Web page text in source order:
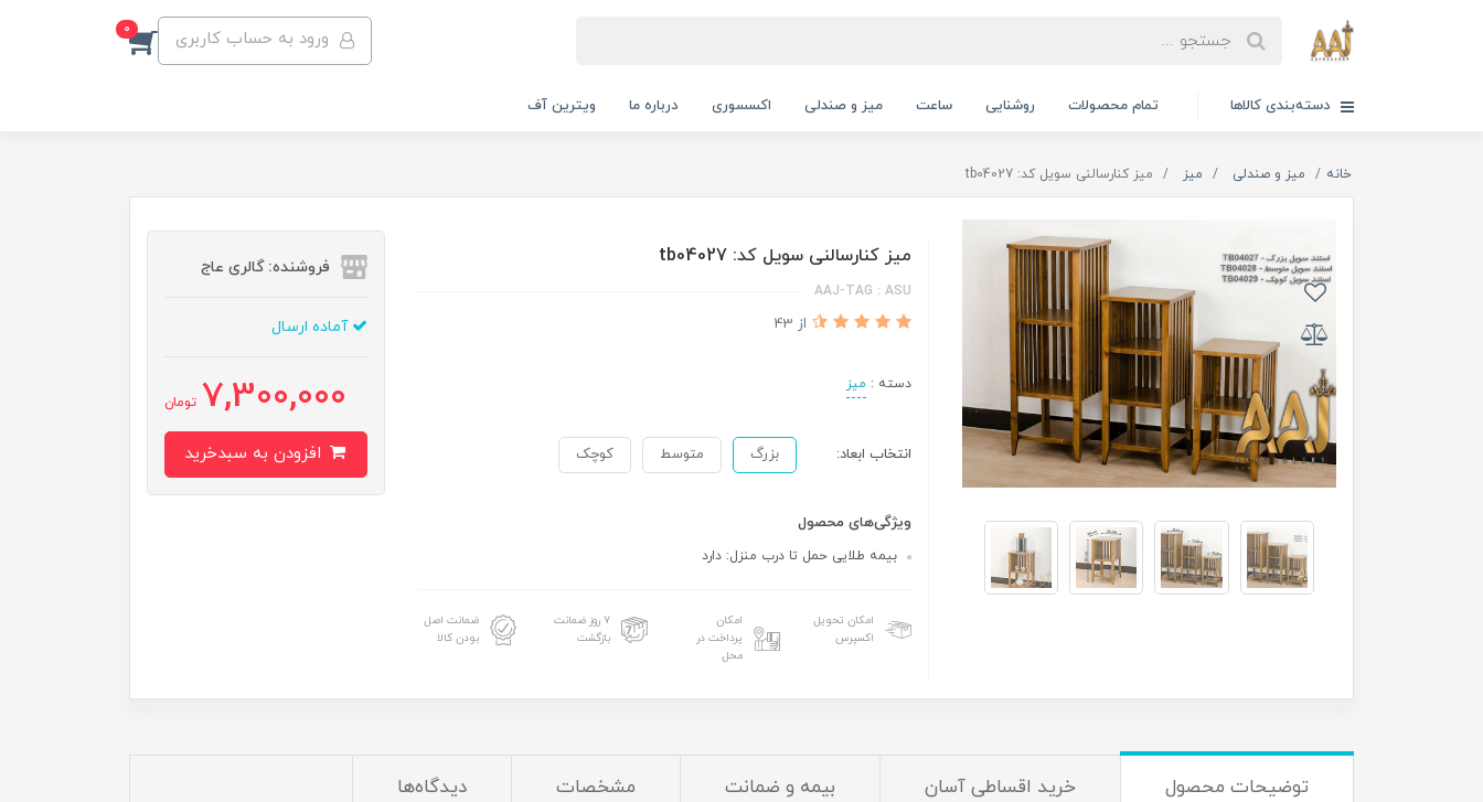
ورود به حساب کاربری 0
دسته‌بندی کالاها تمام محصولات روشنایی ساعت میز و صندلی اکسسوری درباره ما ویترین آف
خانه میز و صندلی میز میز کنارسالنی سویل کد: tb04027
میز کنارسالنی سویل کد: tb04027
AAJ-TAG : ASU
از 43
دسته : میز
انتخاب ابعاد: بزرگ متوسط کوچک
ویژگی‌های محصول
بیمه طلایی حمل تا درب منزل: دارد
امکان تحویل
اکسپرس
امکان
پرداخت در
محل
۷ روز ضمانت
بازگشت
ضمانت اصل
بودن کالا
فروشنده: گالری عاج
آماده ارسال
7,300,000 تومان
توضیحات محصول خرید اقساطی آسان بیمه و ضمانت مشخصات دیدگاه‌ها